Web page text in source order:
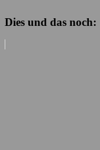
Dies und das noch: